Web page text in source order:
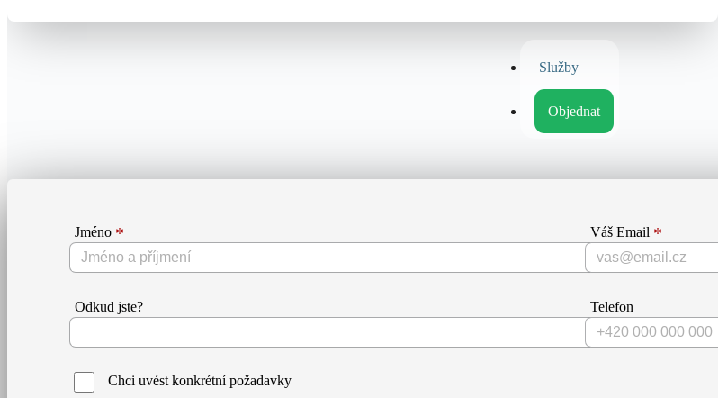
Služby
Objednat
Jméno Váš Email
Odkud jste? Telefon
Chci uvést konkrétní požadavky